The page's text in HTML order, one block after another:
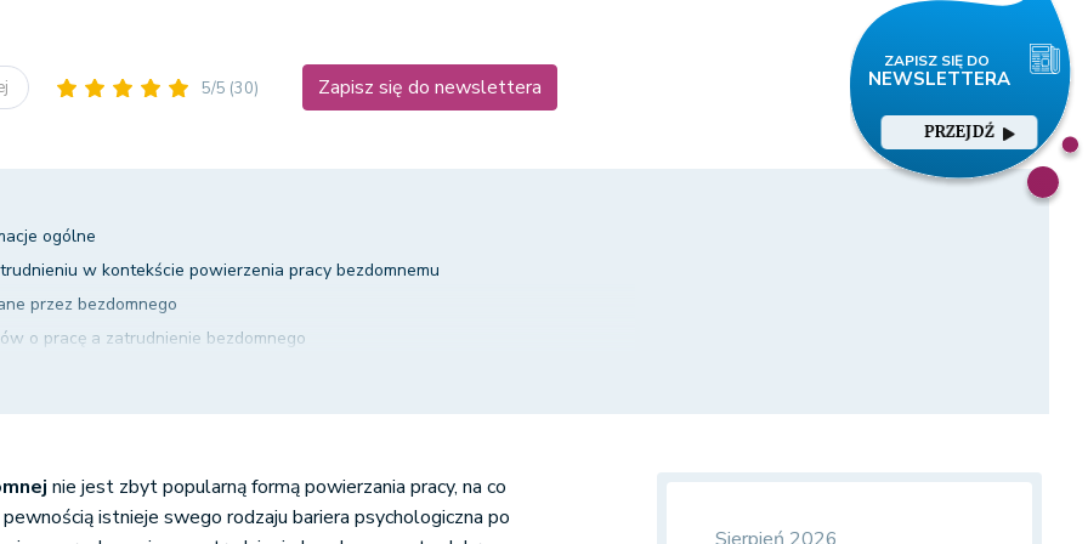
PRZEJDŹ
5/5 (30) Zapisz się do newslettera
ogólne
w kontekście powierzenia pracy bezdomnemu
przez bezdomnego
o pracę a zatrudnienie bezdomnego
nie jest zbyt popularną formą powierzania pracy, na co
istnieje swego rodzaju bariera psychologiczna po